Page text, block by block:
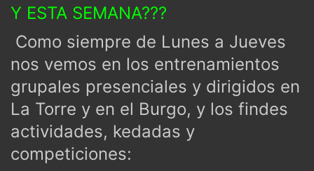
Y ESTA SEMANA???
Como siempre de Lunes a Jueves
nos vemos en los entrenamientos
grupales presenciales y dirigidos en
La Torre y en el Burgo, y los findes
actividades, kedadas y
competiciones: